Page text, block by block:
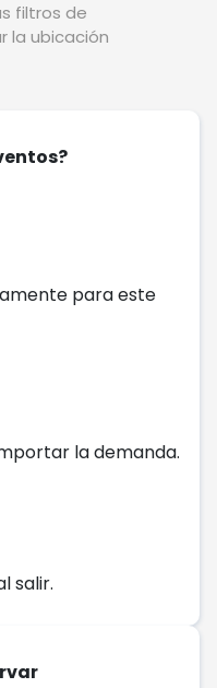
filtros de
la ubicación
para este
la demanda.
salir.